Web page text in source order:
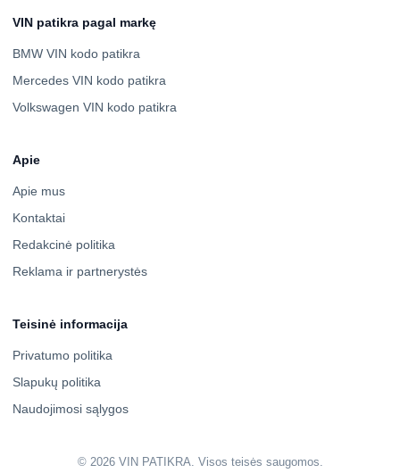
VIN patikra pagal markę
BMW VIN kodo patikra
Mercedes VIN kodo patikra
Volkswagen VIN kodo patikra
Apie
Apie mus
Kontaktai
Redakcinė politika
Reklama ir partnerystės
Teisinė informacija
Privatumo politika
Slapukų politika
Naudojimosi sąlygos
© 2026 VIN PATIKRA. Visos teisės saugomos.